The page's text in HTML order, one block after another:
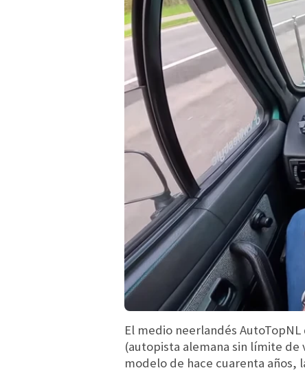
El medio neerlandés
(autopista alemana sin límite
modelo de hace cuarenta años,